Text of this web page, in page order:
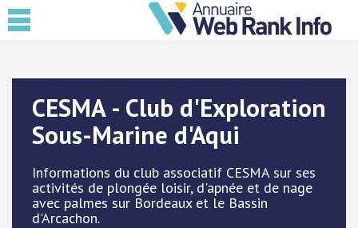
CESMA - Club d'Exploration
Sous-Marine d'Aqui
Informations du club associatif CESMA sur ses
activités de plongée loisir, d'apnée et de nage
avec palmes sur Bordeaux et le Bassin
d'Arcachon.